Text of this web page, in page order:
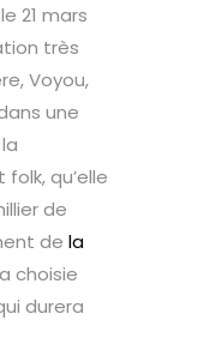
21 mars
très
Voyou,
une
qu’elle
de
de la
choisie
durera